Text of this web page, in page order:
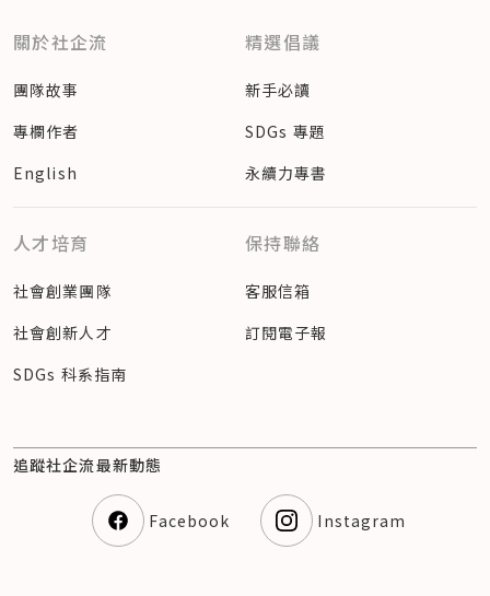
關於社企流
團隊故事
專欄作者
English
精選倡議
新手必讀
SDGs 專題
永續力專書
人才培育
社會創業團隊
社會創新人才
SDGs 科系指南
保持聯絡
客服信箱
訂閱電子報
追蹤社企流最新動態
Facebook Instagram